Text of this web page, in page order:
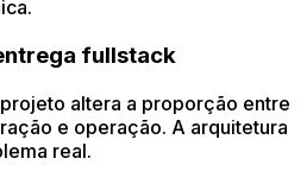
fullstack
altera a proporção entre
e operação. A arquitetura
real.